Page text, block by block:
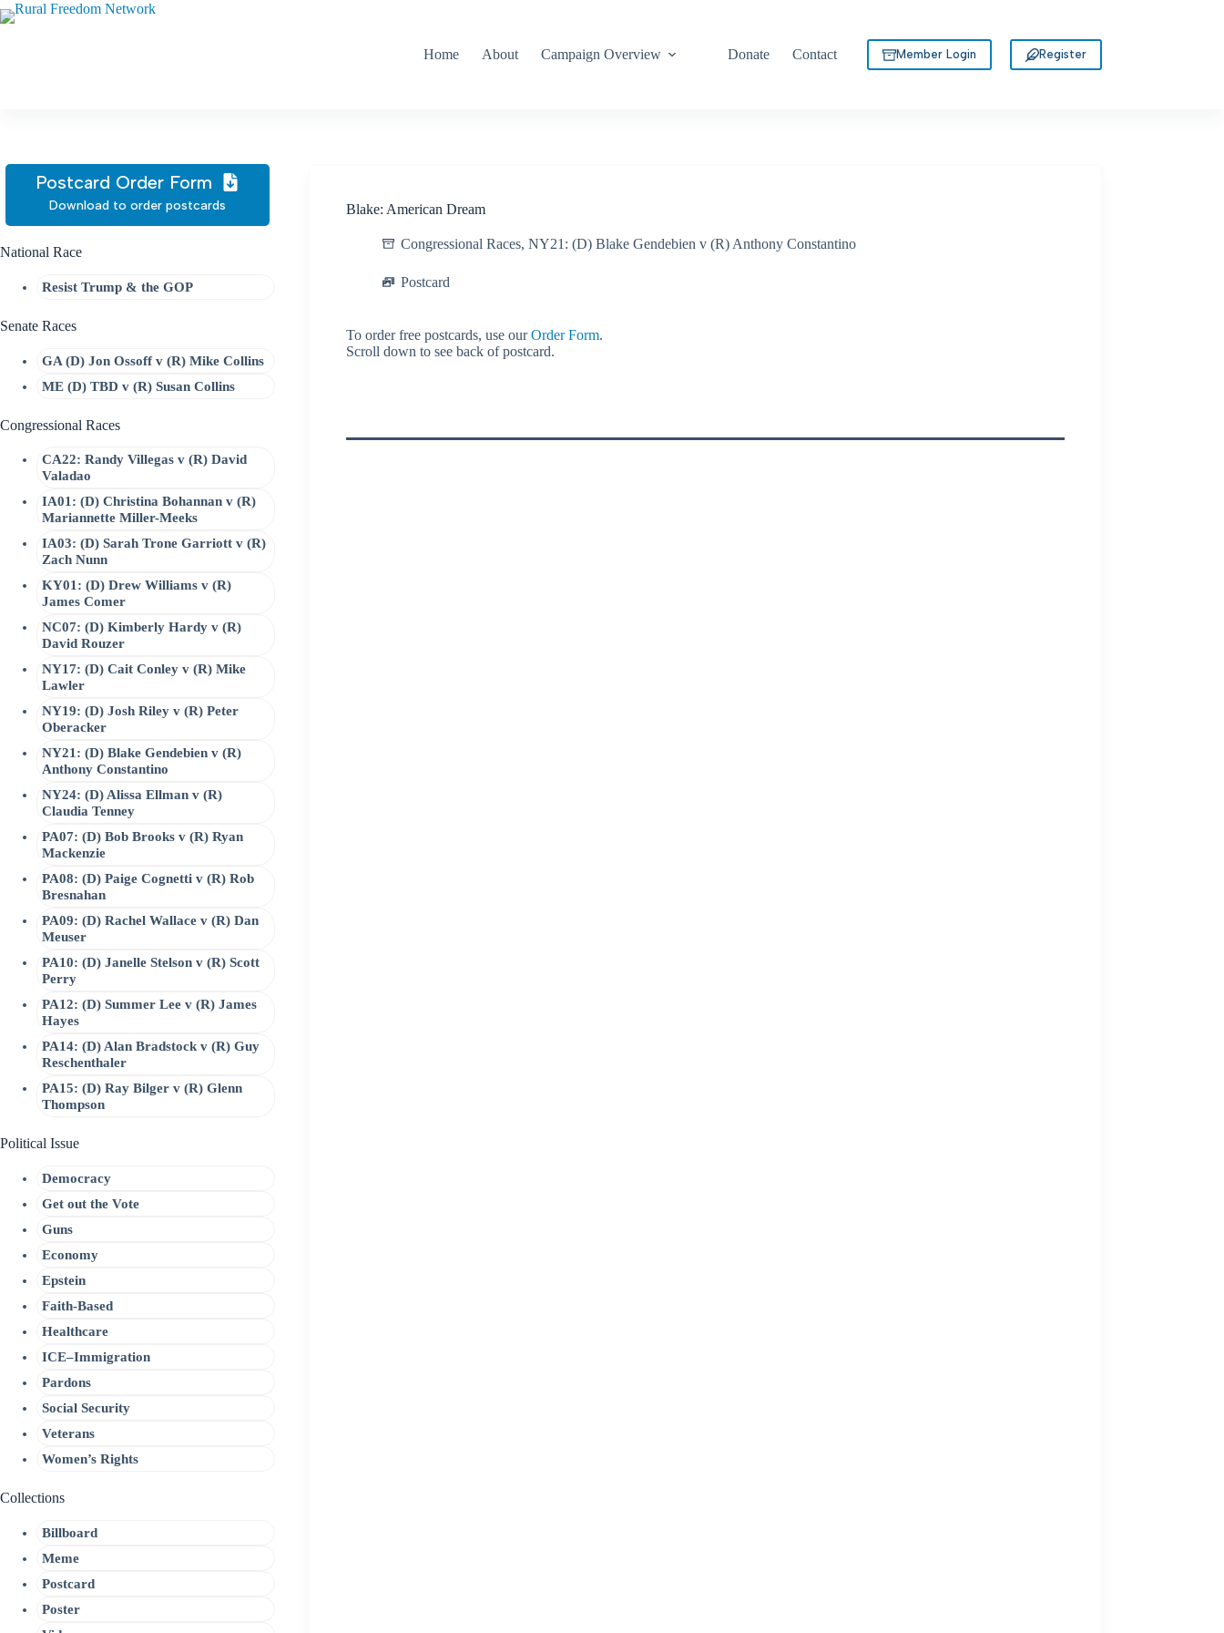
Skip
to
Home
About Campaign Overview Donate Contact Member Login Register
Blake: American Dream
Congressional Races, NY21: (D) Blake Gendebien v (R) Anthony Constantino
Postcard
To order free postcards, use ourOrder Form.
Scroll down to see back of postcard.
Postcard Order Form
Download to order postcards
National Race
Resist Trump & the GOP
Senate Races
GA (D) Jon Ossoff v (R) Mike Collins
ME (D) TBD v (R) Susan Collins
Congressional Races
CA22: Randy Villegas v (R) David
Valadao
IA01: (D) Christina Bohannan v (R)
Mariannette Miller-Meeks
IA03: (D) Sarah Trone Garriott v (R)
Zach Nunn
KY01: (D) Drew Williams v (R)
James Comer
NC07: (D) Kimberly Hardy v (R)
David Rouzer
NY17: (D) Cait Conley v (R) Mike
Lawler
NY19: (D) Josh Riley v (R) Peter
Oberacker
NY21: (D) Blake Gendebien v (R)
Anthony Constantino
NY24: (D) Alissa Ellman v (R)
Claudia Tenney
PA07: (D) Bob Brooks v (R) Ryan
Mackenzie
PA08: (D) Paige Cognetti v (R) Rob
Bresnahan
PA09: (D) Rachel Wallace v (R) Dan
Meuser
PA10: (D) Janelle Stelson v (R) Scott
Perry
PA12: (D) Summer Lee v (R) James
Hayes
PA14: (D) Alan Bradstock v (R) Guy
Reschenthaler
PA15: (D) Ray Bilger v (R) Glenn
Thompson
Political Issue
Democracy
Get out the Vote
Guns
Economy
Epstein
Faith-Based
Healthcare
ICE–Immigration
Pardons
Social Security
Veterans
Women’s Rights
Collections
Billboard
Meme
Postcard
Poster